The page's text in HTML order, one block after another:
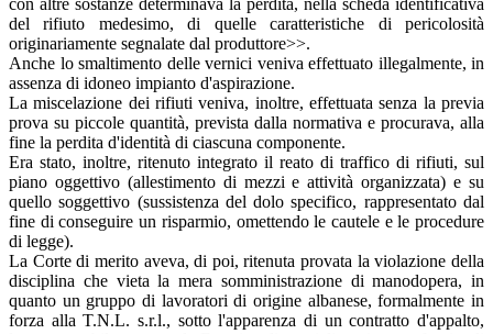
del rifiuto medesimo, di quelle caratteristiche di pericolosità
originariamente segnalate dal produttore>>.
Anche lo smaltimento delle vernici veniva effettuato illegalmente, in
assenza di idoneo impianto d'aspirazione.
La miscelazione dei rifiuti veniva, inoltre, effettuata senza la previa
prova su piccole quantità, prevista dalla normativa e procurava, alla
fine la perdita d'identità di ciascuna componente.
Era stato, inoltre, ritenuto integrato il reato di traffico di rifiuti, sul
piano oggettivo (allestimento di mezzi e attività organizzata) e su
quello soggettivo (sussistenza del dolo specifico, rappresentato dal
fine di conseguire un risparmio, omettendo le cautele e le procedure
di legge).
La Corte di merito aveva, di poi, ritenuta provata la violazione della
disciplina che vieta la mera somministrazione di manodopera, in
quanto un gruppo di lavoratori di origine albanese, formalmente in
forza alla T.N.L. s.r.l., sotto l'apparenza di un contratto d'appalto,